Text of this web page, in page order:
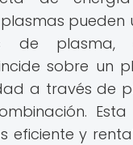
pueden
de plasma,
sobre un
a través de
eficiente y